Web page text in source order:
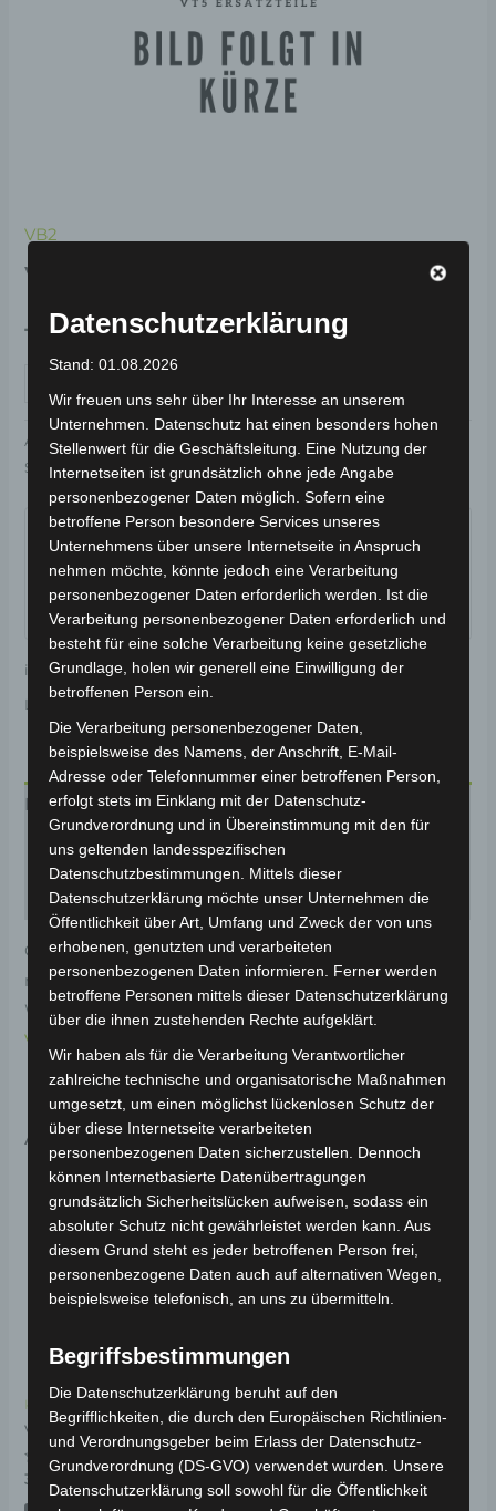
VB2
VB2 HINTERER RAHMEN
159,00€ *
Artikelnummer: 1Y102-0002A-00 Kategorie:
VB2
Schlagwort:Fahrwerk & Lenkung
Garantiert sicherer Checkout
inkl. 19 % MwSt.Kostenloser Versand
Lieferzeit:
Beschreibung
Produktsicherheit
Rezensionen (0)
Original-Ersatzteil für den Pedelec VB2. Hinterer
rahmen für optimale Funktionalität und Haltbarkeit.
Weitere Informationen zum Fahrzeug findest du hier:
Volta Motor Pedelec VB2
Ähnliche Produkte
Kostenloser Versand
VB2 PEDALSET
Bewertet
mit
0
39,00
VB2 VORDERER
KOTFLÜGEL
Bewertet
49,00€ *
Datenschutzerklärung
Stand: 01.08.2026
Wir freuen uns sehr über Ihr Interesse an unserem
Unternehmen. Datenschutz hat einen besonders hohen
Stellenwert für die Geschäftsleitung. Eine Nutzung der
Internetseiten ist grundsätzlich ohne jede Angabe
personenbezogener Daten möglich. Sofern eine
betroffene Person besondere Services unseres
Unternehmens über unsere Internetseite in Anspruch
nehmen möchte, könnte jedoch eine Verarbeitung
personenbezogener Daten erforderlich werden. Ist die
Verarbeitung personenbezogener Daten erforderlich und
besteht für eine solche Verarbeitung keine gesetzliche
Grundlage, holen wir generell eine Einwilligung der
betroffenen Person ein.
Die Verarbeitung personenbezogener Daten,
beispielsweise des Namens, der Anschrift, E-Mail-
Adresse oder Telefonnummer einer betroffenen Person,
erfolgt stets im Einklang mit der Datenschutz-
Grundverordnung und in Übereinstimmung mit den für
uns geltenden landesspezifischen
Datenschutzbestimmungen. Mittels dieser
Datenschutzerklärung möchte unser Unternehmen die
Öffentlichkeit über Art, Umfang und Zweck der von uns
erhobenen, genutzten und verarbeiteten
personenbezogenen Daten informieren. Ferner werden
betroffene Personen mittels dieser Datenschutzerklärung
über die ihnen zustehenden Rechte aufgeklärt.
Wir haben als für die Verarbeitung Verantwortlicher
zahlreiche technische und organisatorische Maßnahmen
umgesetzt, um einen möglichst lückenlosen Schutz der
über diese Internetseite verarbeiteten
personenbezogenen Daten sicherzustellen. Dennoch
können Internetbasierte Datenübertragungen
grundsätzlich Sicherheitslücken aufweisen, sodass ein
absoluter Schutz nicht gewährleistet werden kann. Aus
diesem Grund steht es jeder betroffenen Person frei,
personenbezogene Daten auch auf alternativen Wegen,
beispielsweise telefonisch, an uns zu übermitteln.
Begriffsbestimmungen
Die Datenschutzerklärung beruht auf den
Begrifflichkeiten, die durch den Europäischen Richtlinien-
und Verordnungsgeber beim Erlass der Datenschutz-
Grundverordnung (DS-GVO) verwendet wurden. Unsere
Datenschutzerklärung soll sowohl für die Öffentlichkeit